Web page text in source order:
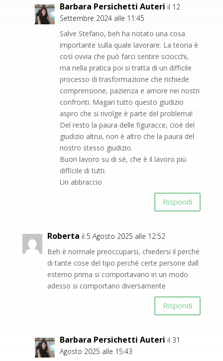
Barbara Persichetti Auteri il 12
Settembre 2024 alle 11:45
Salve Stefano, beh ha notato una cosa
importante sulla quale lavorare. La teoria è
così ovvia che può farci sentire sciocchi,
ma nella pratica poi si tratta di un difficile
processo di trasformazione che richiede
comprensione, pazienza e amore nei nostri
confronti. Magari tutto questo giudizio
aspro che si rivolge è parte del problema!
Del resto la paura delle figuracce, cioè del
giudizio altrui, non è altro che la paura del
nostro stesso giudizio.
Buon lavoro su di sé, che è il lavoro più
difficile di tutti.
Un abbraccio
Rispondi
Roberta il 5 Agosto 2025 alle 12:52
Beh è normale preoccuparsi, chiedersi il perché
di tante cose del tipo perché certe persone dall
esterno prima si comportavano in un modo
adesso si comportano diversamente
Rispondi
Barbara Persichetti Auteri il 31
Agosto 2025 alle 15:43